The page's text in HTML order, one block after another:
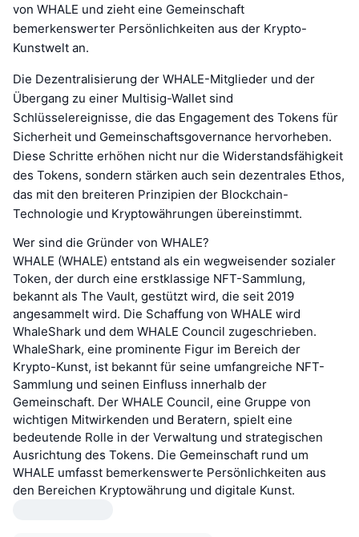
von WHALE und zieht eine Gemeinschaft
bemerkenswerter Persönlichkeiten aus der Krypto-
Kunstwelt an.
Die Dezentralisierung der WHALE-Mitglieder und der
Übergang zu einer Multisig-Wallet sind
Schlüsselereignisse, die das Engagement des Tokens für
Sicherheit und Gemeinschaftsgovernance hervorheben.
Diese Schritte erhöhen nicht nur die Widerstandsfähigkeit
des Tokens, sondern stärken auch sein dezentrales Ethos,
das mit den breiteren Prinzipien der Blockchain-
Technologie und Kryptowährungen übereinstimmt.
Wer sind die Gründer von WHALE?
WHALE (WHALE) entstand als ein wegweisender sozialer
Token, der durch eine erstklassige NFT-Sammlung,
bekannt als The Vault, gestützt wird, die seit 2019
angesammelt wird. Die Schaffung von WHALE wird
WhaleShark und dem WHALE Council zugeschrieben.
WhaleShark, eine prominente Figur im Bereich der
Krypto-Kunst, ist bekannt für seine umfangreiche NFT-
Sammlung und seinen Einfluss innerhalb der
Gemeinschaft. Der WHALE Council, eine Gruppe von
wichtigen Mitwirkenden und Beratern, spielt eine
bedeutende Rolle in der Verwaltung und strategischen
Ausrichtung des Tokens. Die Gemeinschaft rund um
WHALE umfasst bemerkenswerte Persönlichkeiten aus
den Bereichen Kryptowährung und digitale Kunst.